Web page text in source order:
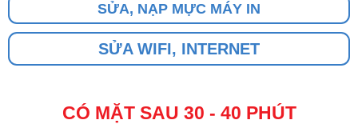
SỬA, NẠP MỰC MÁY IN
SỬA WIFI, INTERNET
CÓ MẶT SAU 30 - 40 PHÚT